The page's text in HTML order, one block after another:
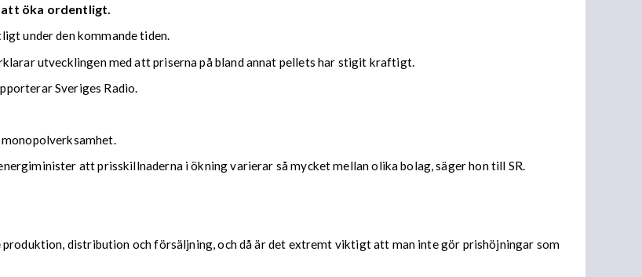
öka ordentligt.
under den kommande tiden.
utvecklingen med att priserna på bland annat pellets har stigit kraftigt.
Sveriges Radio.
att prisskillnaderna i ökning varierar så mycket mellan olika bolag, säger hon till SR.
distribution och försäljning, och då är det extremt viktigt att man inte gör prishöjningar som